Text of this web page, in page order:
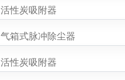
活性炭吸附器
气箱式脉冲除尘器
活性炭吸附器